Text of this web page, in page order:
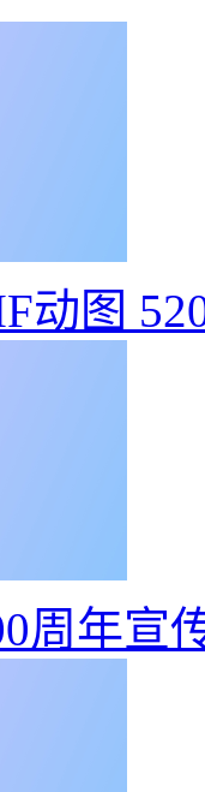
动图
周年宣